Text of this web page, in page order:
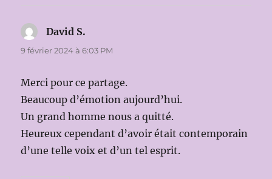
David S.
9 février 2024 à 6:03 PM
Merci pour ce partage.
Beaucoup d’émotion aujourd’hui.
Un grand homme nous a quitté.
Heureux cependant d’avoir était contemporain
d’une telle voix et d’un tel esprit.